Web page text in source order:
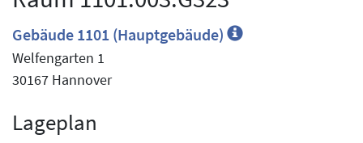
Gebäude 1101 (Hauptgebäude)
Welfengarten 1
30167 Hannover
Lageplan